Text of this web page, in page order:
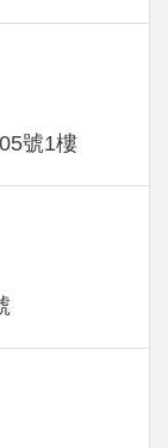
號1樓